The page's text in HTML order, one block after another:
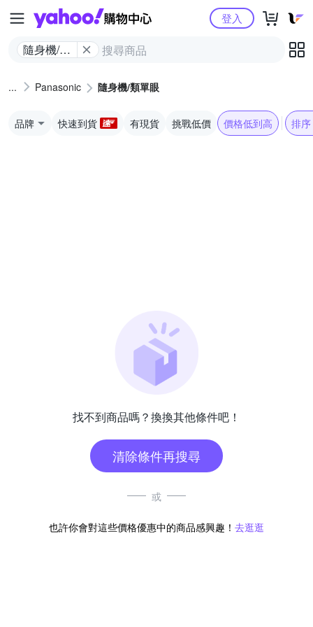
Yahoo購物中心
隨身機/類
登入
Panasonic 隨身機/類單眼
品牌 快速到貨 有現貨 挑戰低價 價格低到高 排序
找不到商品嗎？換換其他條件吧！
清除條件再搜尋
或
也許你會對這些價格優惠中的商品感興趣！ 去逛逛